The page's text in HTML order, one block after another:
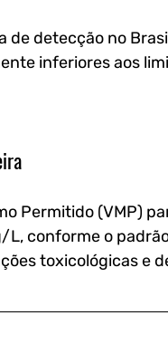
de detecção no
inferiores aos
Permitido (VMP)
L, conforme o
toxicológicas e